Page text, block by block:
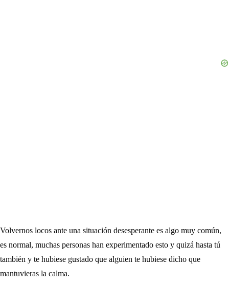
Volvernos locos ante una situación desesperante es algo muy común,
es normal, muchas personas han experimentado esto y quizá hasta tú
también y te hubiese gustado que alguien te hubiese dicho que
mantuvieras la calma.